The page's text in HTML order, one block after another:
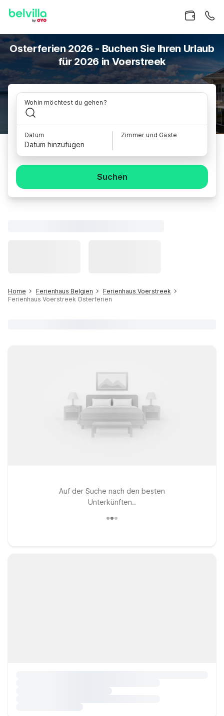
Osterferien 2026 - Buchen Sie Ihren Urlaub
für 2026 in Voerstreek
Wohin möchtest du gehen?
Datum
Datum hinzufügen
Zimmer und Gäste
Suchen
Home Ferienhaus Belgien
Ferienhaus Voerstreek
Ferienhaus Voerstreek Osterferien
Auf der Suche nach den besten
Unterkünften..